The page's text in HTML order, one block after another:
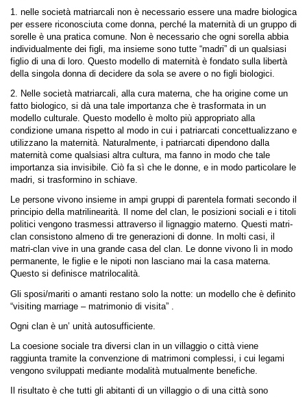
1. nelle società matriarcali non è necessario essere una madre biologica
per essere riconosciuta come donna, perché la maternità di un gruppo di
sorelle è una pratica comune. Non è necessario che ogni sorella abbia
individualmente dei figli, ma insieme sono tutte “madri” di un qualsiasi
figlio di una di loro. Questo modello di maternità è fondato sulla libertà
della singola donna di decidere da sola se avere o no figli biologici.
2. Nelle società matriarcali, alla cura materna, che ha origine come un
fatto biologico, si dà una tale importanza che è trasformata in un
modello culturale. Questo modello è molto più appropriato alla
condizione umana rispetto al modo in cui i patriarcati concettualizzano e
utilizzano la maternità. Naturalmente, i patriarcati dipendono dalla
maternità come qualsiasi altra cultura, ma fanno in modo che tale
importanza sia invisibile. Ciò fa sì che le donne, e in modo particolare le
madri, si trasformino in schiave.
Le persone vivono insieme in ampi gruppi di parentela formati secondo il
principio della matrilinearità. Il nome del clan, le posizioni sociali e i titoli
politici vengono trasmessi attraverso il lignaggio materno. Questi matri-
clan consistono almeno di tre generazioni di donne. In molti casi, il
matri-clan vive in una grande casa del clan. Le donne vivono lì in modo
permanente, le figlie e le nipoti non lasciano mai la casa materna.
Questo si definisce matrilocalità.
Gli sposi/mariti o amanti restano solo la notte: un modello che è definito
“visiting marriage – matrimonio di visita” .
Ogni clan è un’ unità autosufficiente.
La coesione sociale tra diversi clan in un villaggio o città viene
raggiunta tramite la convenzione di matrimoni complessi, i cui legami
vengono sviluppati mediante modalità mutualmente benefiche.
Il risultato è che tutti gli abitanti di un villaggio o di una città sono